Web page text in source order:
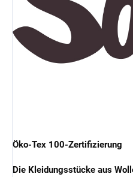
Öko-Tex 100-Zertifizierung
Die Kleidungsstücke aus